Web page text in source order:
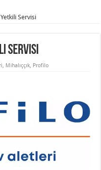
Servisi
Servisi
, Mihalıççık, Profilo